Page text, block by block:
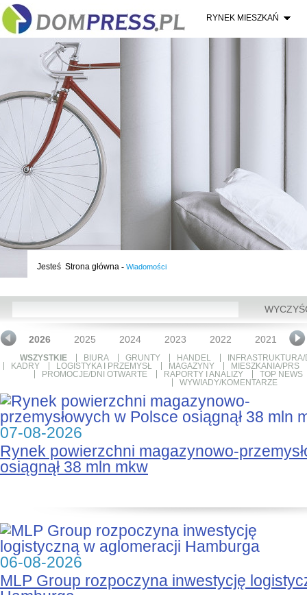
RYNEK MIESZKAŃ
Jesteś Strona główna - Wiadomości
2026 2025 2024 2023 2022 2021
WSZYSTKIE BIURA GRUNTY HANDEL
KADRY
LOGISTYKA I PRZEMYSŁ MAGAZYNY
MIESZKANIA/PRS
PROMOCJE/DNI OTWARTE
RAPORTY I ANALIZY
TOP NEWS
WYWIADY/KOMENTARZE
07-08-2026
Rynek powierzchni magazynowo-
osiągnął 38 mln mkw
06-08-2026
MLP Group rozpoczyna inwestycję